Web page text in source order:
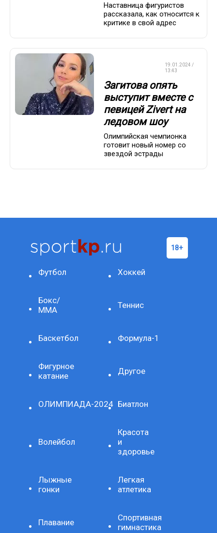
Наставница фигуристов
рассказала, как относится к
критике в свой адрес
19.01.2024 /
13:43
Загитова опять
выступит вместе с
певицей Zivert на
ледовом шоу
Олимпийская чемпионка
готовит новый номер со
звездой эстрады
Футбол Хоккей
Бокс/
ММА
Теннис
Баскетбол Формула-1
Фигурное
катание
Другое
ОЛИМПИАДА-2024 Биатлон
Волейбол
Красота
и
здоровье
Лыжные
гонки
Легкая
атлетика
Плавание
Спортивная
гимнастика